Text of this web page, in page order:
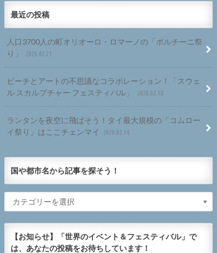
最近の投稿
人口3700人の町オリオーロ・ロマーノの「ポルチーニ祭
り」
2020.02.21
ビーチとアートの不思議なコラボレーション！「スウェ
ル スカルプチャー フェスティバル」
2020.02.18
ランタンを夜空に飛ばそう！タイ最大規模の「コムロー
イ祭り」はここチェンマイ
2020.02.14
国や都市名から記事を探そう！
【お知らせ】「世界のイベント＆フェスティバル」で
は、あなたの投稿をお待ちしています！